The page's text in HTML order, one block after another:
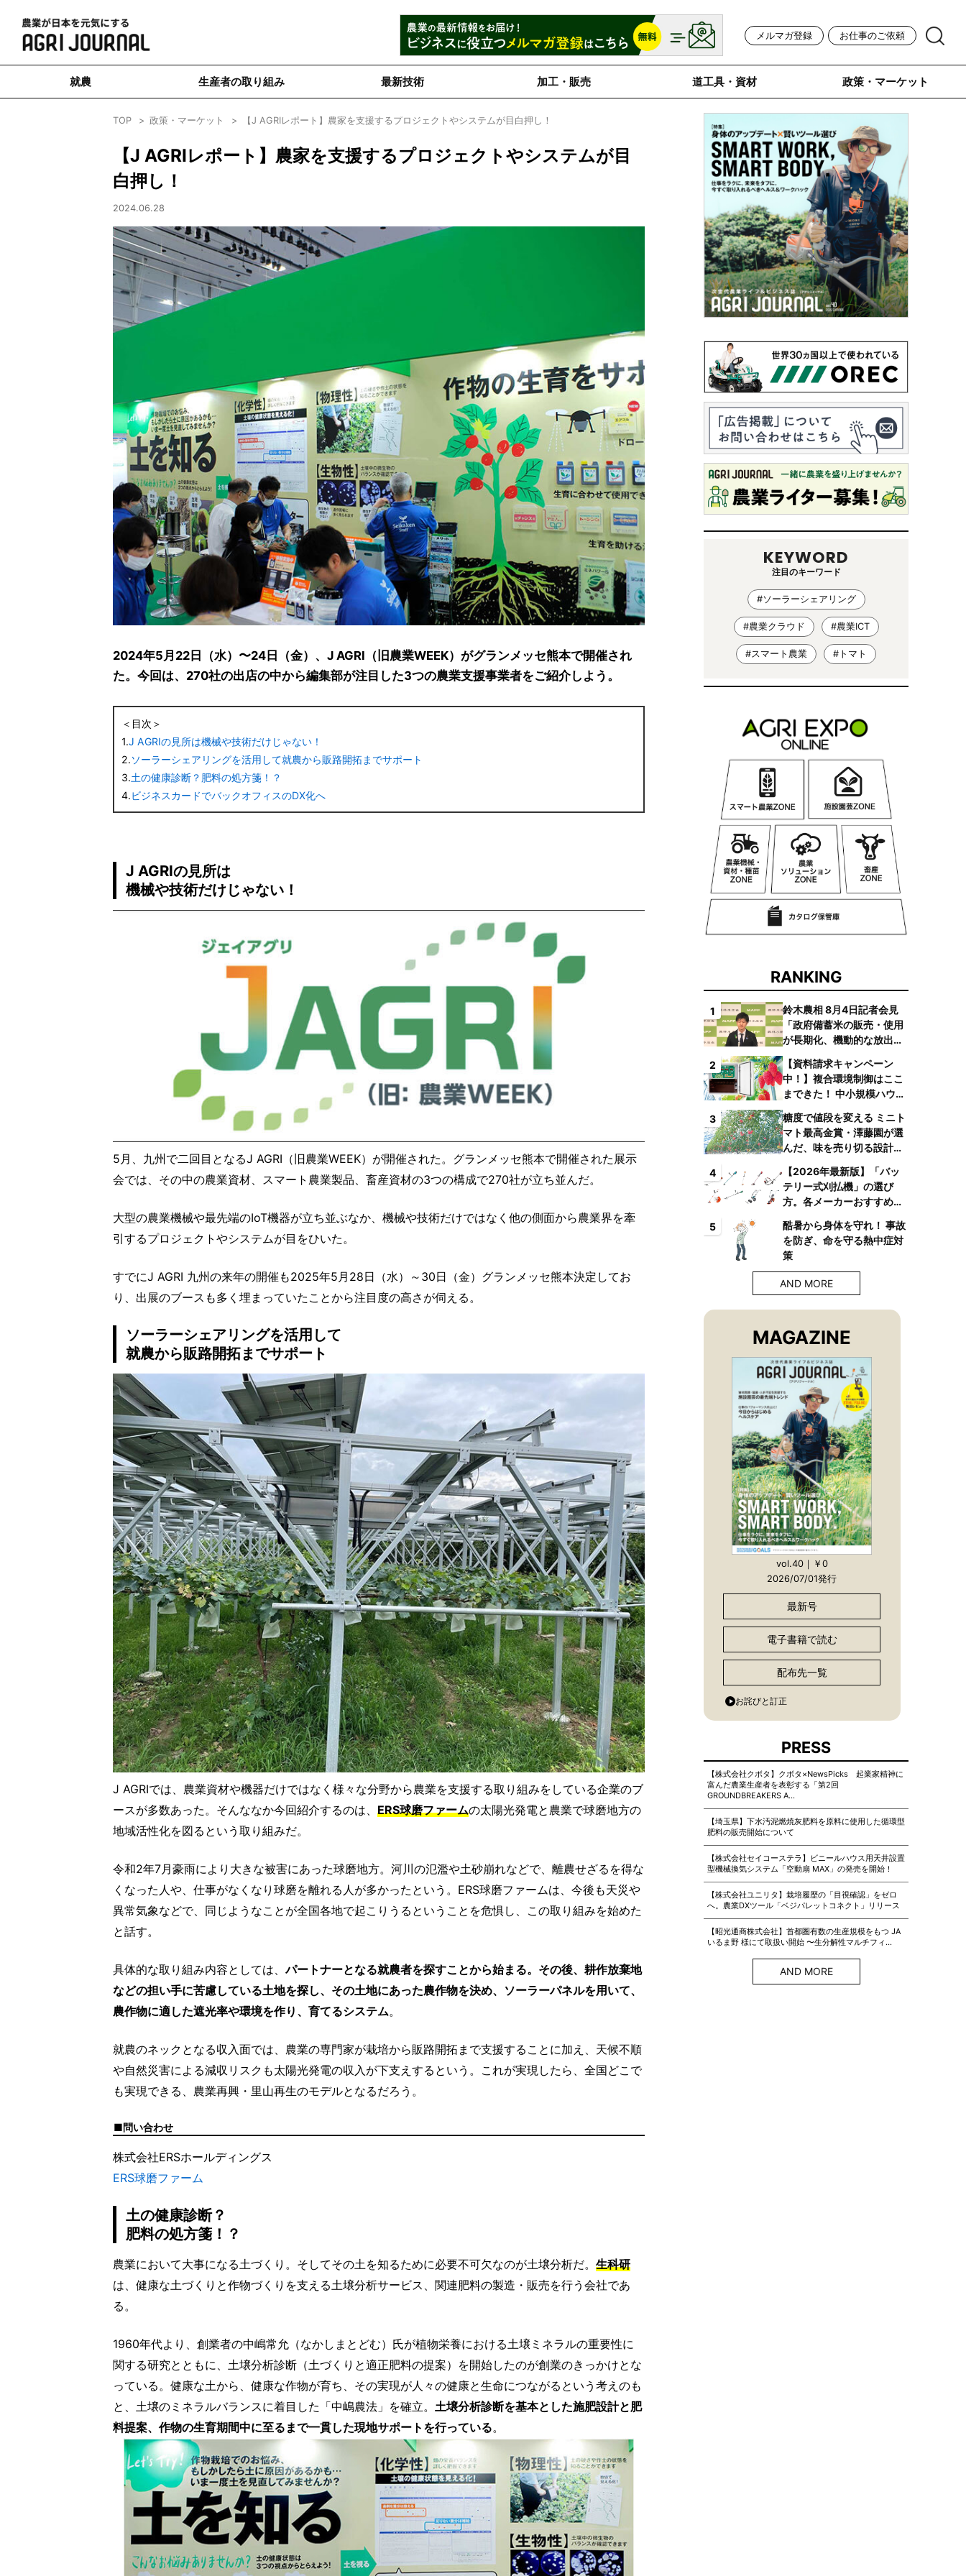
メルマガ登録 お仕事のご依頼
就農 生産者の取り組み 最新技術 加工・販売 道工具・資材 政策・マーケット
TOP 政策・マーケット 【J AGRIレポート】農家を支援するプロジェクトやシステムが目白押し！
【J AGRIレポート】農家を支援するプロジェクトやシステムが目
白押し！
2024.06.28
2024年5月22日（水）〜24日（金）、J AGRI（旧農業WEEK）がグランメッセ熊本で開催され
た。今回は、270社の出店の中から編集部が注目した3つの農業支援事業者をご紹介しよう。
＜目次＞
1.J AGRIの見所は機械や技術だけじゃない！
2.ソーラーシェアリングを活用して就農から販路開拓までサポート
3.土の健康診断？肥料の処方箋！？
4.ビジネスカードでバックオフィスのDX化へ
J AGRIの見所は
機械や技術だけじゃない！
5月、九州で二回目となるJ AGRI（旧農業WEEK）が開催された。グランメッセ熊本で開催された展示
会では、その中の農業資材、スマート農業製品、畜産資材の3つの構成で270社が立ち並んだ。
大型の農業機械や最先端のIoT機器が立ち並ぶなか、機械や技術だけではなく他の側面から農業界を牽
引するプロジェクトやシステムが目をひいた。
すでにJ AGRI 九州の来年の開催も2025年5月28日（水）～30日（金）グランメッセ熊本決定してお
り、出展のブースも多く埋まっていたことから注目度の高さが伺える。
ソーラーシェアリングを活用して
就農から販路開拓までサポート
J AGRIでは、農業資材や機器だけではなく様々な分野から農業を支援する取り組みをしている企業のブ
ースが多数あった。そんななか今回紹介するのは、 ERS球磨ファームの太陽光発電と農業で球磨地方の
地域活性化を図るという取り組みだ。
令和2年7月豪雨により大きな被害にあった球磨地方。河川の氾濫や土砂崩れなどで、離農せざるを得な
くなった人や、仕事がなくなり球磨を離れる人が多かったという。ERS球磨ファームは、今後も天災や
異常気象などで、同じようなことが全国各地で起こりうるということを危惧し、この取り組みを始めた
と話す。
具体的な取り組み内容としては、パートナーとなる就農者を探すことから始まる。その後、耕作放棄地
などの担い手に苦慮している土地を探し、その土地にあった農作物を決め、ソーラーパネルを用いて、
農作物に適した遮光率や環境を作り、育てるシステム。
就農のネックとなる収入面では、農業の専門家が栽培から販路開拓まで支援することに加え、天候不順
や自然災害による減収リスクも太陽光発電の収入が下支えするという。これが実現したら、全国どこで
も実現できる、農業再興・里山再生のモデルとなるだろう。
問い合わせ
株式会社ERSホールディングス
ERS球磨ファーム
土の健康診断？
肥料の処方箋！？
農業において大事になる土づくり。そしてその土を知るために必要不可欠なのが土壌分析だ。 生科研
は、健康な土づくりと作物づくりを支える土壌分析サービス、関連肥料の製造・販売を行う会社であ
る。
1960年代より、創業者の中嶋常允（なかしまとどむ）氏が植物栄養における土壌ミネラルの重要性に
関する研究とともに、土壌分析診断（土づくりと適正肥料の提案）を開始したのが創業のきっかけとな
っている。健康な土から、健康な作物が育ち、その実現が人々の健康と生命につながるという考えのも
と、土壌のミネラルバランスに着目した「中嶋農法」を確立。 土壌分析診断を基本とした施肥設計と肥
料提案、作物の生育期間中に至るまで一貫した現地サポートを行っている。
KEYWORD
注目のキーワード
#ソーラーシェアリング
#農業クラウド #農業ICT
#スマート農業 #トマト
RANKING
1
鈴木農相 8月4日記者会見
「政府備蓄米の販売・使用
が長期化、機動的な放出体
2
【資料請求キャンペーン
中！】複合環境制御はここ
まできた！ 中小規模ハウス
複合環境制御装置が誕生
3
糖度で値段を変える ミニト
マト最高金賞・澤藤園が選
んだ、味を売り切る設計と
4
【2026年最新版】「バッ
テリー式刈払機」の選び
方。各メーカーおすすめ機
5
酷暑から身体を守れ！ 事故
を防ぎ、命を守る熱中症対
策
AND MORE
MAGAZINE
vol.40｜￥0
2026/07/01発行
最新号
電子書籍で読む
配布先一覧
お詫びと訂正
PRESS
【株式会社クボタ】クボタ×NewsPicks 起業家精神に
富んだ農業生産者を表彰する「第2回
GROUNDBREAKERS A…
【埼玉県】下水汚泥燃焼灰肥料を原料に使用した循環型
肥料の販売開始について
【株式会社セイコーステラ】ビニールハウス用天井設置
型機械換気システム「空動扇 MAX」の発売を開始！
【株式会社ユニリタ】栽培履歴の「目視確認」をゼロ
へ。農業DXツール「ベジパレットコネクト」リリース
【昭光通商株式会社】首都圏有数の生産規模をもつ JA
いるま野 様にて取扱い開始 〜生分解性マルチフィ…
AND MORE